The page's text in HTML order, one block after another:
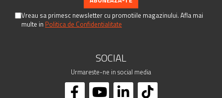
Vreau sa primesc newsletter cu promotiile magazinului. Afla mai
multe in Politica de Confidentialitate
SOCIAL
Urmareste-ne in social media